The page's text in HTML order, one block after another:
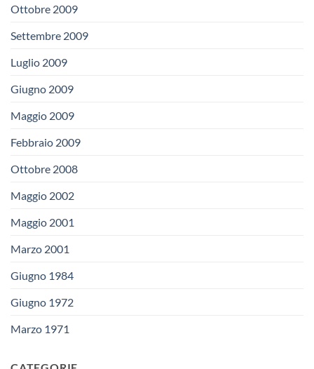
Ottobre 2009
Settembre 2009
Luglio 2009
Giugno 2009
Maggio 2009
Febbraio 2009
Ottobre 2008
Maggio 2002
Maggio 2001
Marzo 2001
Giugno 1984
Giugno 1972
Marzo 1971